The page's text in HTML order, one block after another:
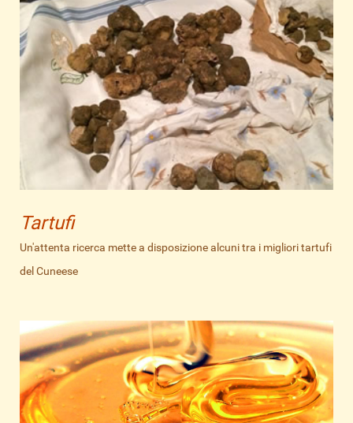
Tartufi
Un'attenta ricerca mette a disposizione alcuni tra i migliori tartufi
del Cuneese